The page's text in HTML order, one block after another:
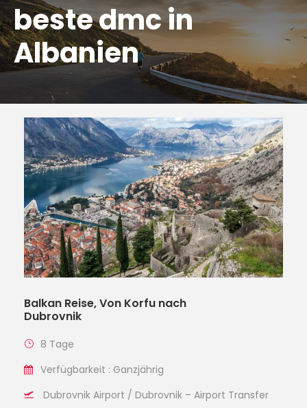
beste dmc in
Albanien
Balkan Reise, Von Korfu nach
Dubrovnik
8 Tage
Verfügbarkeit : Ganzjährig
Dubrovnik Airport / Dubrovnik – Airport Transfer